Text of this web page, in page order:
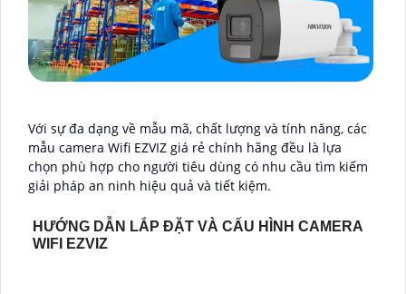
Với sự đa dạng về mẫu mã, chất lượng và tính năng, các
mẫu camera Wifi EZVIZ giá rẻ chính hãng đều là lựa
chọn phù hợp cho người tiêu dùng có nhu cầu tìm kiếm
giải pháp an ninh hiệu quả và tiết kiệm.
HƯỚNG DẪN LẮP ĐẶT VÀ CẤU HÌNH CAMERA
WIFI EZVIZ